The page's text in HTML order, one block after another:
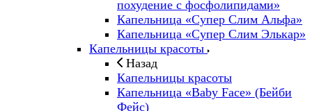
похудение с фосфолипидами»
Капельница «Супер Слим Альфа»
Капельница «Супер Слим Элькар»
Капельницы красоты
Назад
Капельницы красоты
Капельница «Baby Face» (Бейби
Фейс)